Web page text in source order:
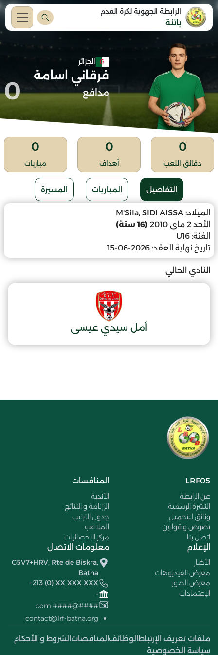
الرابطة الجهوية لكرة القدم
باتنة
الجزائر
فرقاني اسامة
مدافع 0
0
دقائق اللعب
0
أهداف
0
مباريات
التفاصيل المباريات المسيرة
الميلاد: M'Sila, SIDI AISSA
الأحد 2 ماي 2010
(16 سنة)
الفئة: U16
تاريخ نهاية العقد: 2026-06-15
النادي الحالي
أمل سيدي عيسى
LRF05
عن الرابطة
النشرة الرسمية
وثائق للتحميل
نصوص و قوانين
اتصل بنا
المنافسات
الأندية
الرزنامة و النتائج
جدول الترتيب
الملاعب
مركز الإحصائيات
الإعلام
الأخبار
معرض الفيديوهات
معرض الصور
الإعتمادات
معلومات الاتصال
G5V7+HRV, Rte de Biskra,
Batna
+213 (0) XX XXX XXX
-
####@####.com
contact@lrf-batna.org
ملفات تعريف الإرتباط الوظائف المناقصات الشروط و الأحكام
سياسة الخصوصية